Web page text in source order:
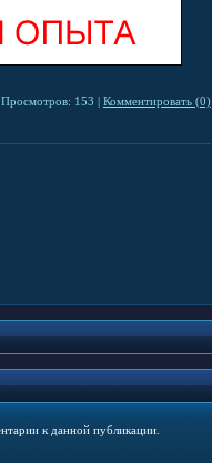
Просмотров: 153 | Комментировать (0)
к данной публикации.